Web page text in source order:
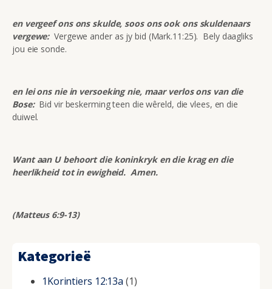
en vergeef ons ons skulde, soos ons ook ons skuldenaars
vergewe:Vergewe ander as jy bid (Mark.11:25). Bely daagliks
jou eie sonde.
en lei ons nie in versoeking nie, maar verlos ons van die
Bose:Bid vir beskerming teen die wêreld, die vlees, en die
duiwel.
Want aan U behoort die koninkryk en die krag en die
heerlikheid tot in ewigheid. Amen.
(Matteus 6:9-13)
Kategorieë
1Korintiers 12:13a (1)